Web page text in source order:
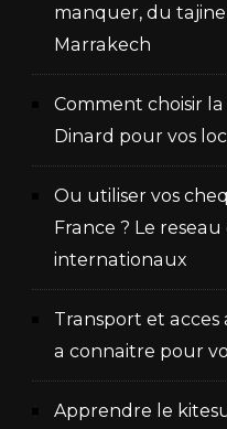
manquer, du
Marrakech
Comment choisir
Dinard pour vos
Ou utiliser vos
France ? Le
internationaux
Transport et acces
a connaitre pour
Apprendre le